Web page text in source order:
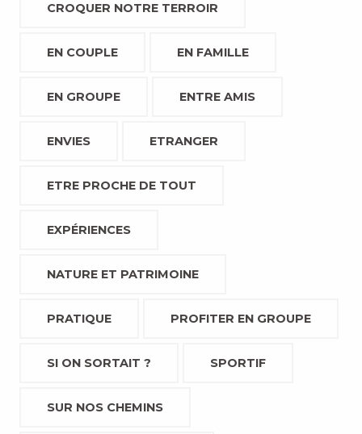
CROQUER NOTRE TERROIR
EN COUPLE EN FAMILLE
EN GROUPE ENTRE AMIS
ENVIES ETRANGER
ETRE PROCHE DE TOUT
EXPÉRIENCES
NATURE ET PATRIMOINE
PRATIQUE PROFITER EN GROUPE
SI ON SORTAIT ? SPORTIF
SUR NOS CHEMINS